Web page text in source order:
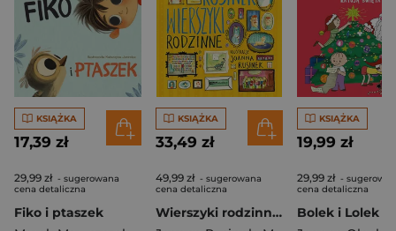
KSIĄŻKA
17,39 zł
29,99 zł - sugerowana
cena detaliczna
Fiko i ptaszek
KSIĄŻKA
33,49 zł
49,99 zł - sugerowana
cena detaliczna
Wierszyki rodzinne [2025]
KSIĄŻKA
19,99 zł
29,99 zł -
cena detaliczna